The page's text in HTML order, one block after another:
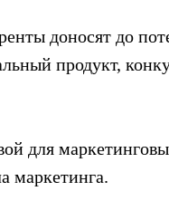
доносят до
продукт,
для
маркетинга.